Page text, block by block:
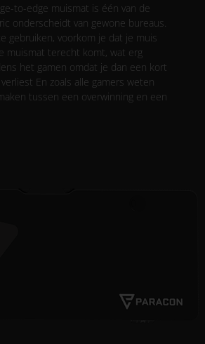
to-edge muismat is één van de
onderscheidt van gewone bureaus.
gebruiken, voorkom je dat je muis
muismat terecht komt, wat erg
het gamen omdat je dan een kort
En zoals alle gamers weten
tussen een overwinning en een